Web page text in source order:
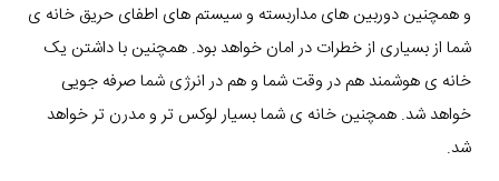
و همچنین دوربین های مداربسته و سیستم های اطفای حریق خانه ی
شما از بسیاری از خطرات در امان خواهد بود. همچنین با داشتن یک
خانه ی هوشمند هم در وقت شما و هم در انرژی شما صرفه جویی
خواهد شد. همچنین خانه ی شما بسیار لوکس تر و مدرن تر خواهد
شد.